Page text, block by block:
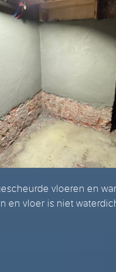
vloeren en
en vloer is niet